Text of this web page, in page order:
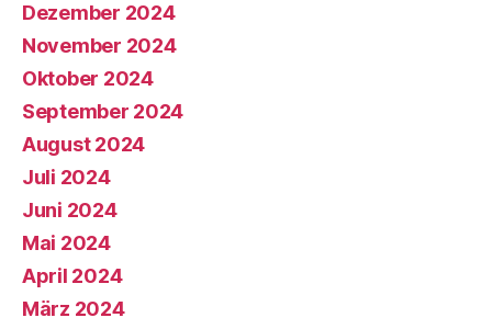
Dezember 2024
November 2024
Oktober 2024
September 2024
August 2024
Juli 2024
Juni 2024
Mai 2024
April 2024
März 2024